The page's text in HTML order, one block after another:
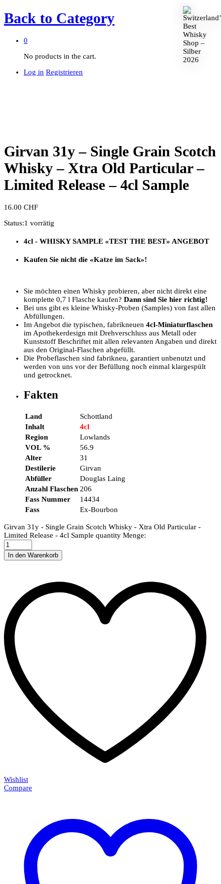
Back to Category
0
No products in the cart.
Log in Registrieren
Girvan 31y – Single Grain Scotch
Whisky – Xtra Old Particular –
Limited Release – 4cl Sample
16.00 CHF
Status:1 vorrätig
4cl - WHISKY SAMPLE «TEST THE BEST» ANGEBOT
Kaufen Sie nicht die «Katze im Sack»!
Sie möchten einen Whisky probieren, aber nicht direkt eine
komplette 0,7 l Flasche kaufen? Dann sind Sie hier richtig!
Bei uns gibt es kleine Whisky-Proben (Samples) von fast allen
Abfüllungen.
Im Angebot die typischen, fabrikneuen 4cl-Miniaturflaschen
im Apothekerdesign mit Drehverschluss aus Metall oder
Kunststoff Beschriftet mit allen relevanten Angaben und direkt
aus den Original-Flaschen abgefüllt.
Die Probeflaschen sind fabrikneu, garantiert unbenutzt und
werden von uns vor der Befüllung noch einmal klargespült
und getrocknet.
Fakten
Land
Schottland
Inhalt
4cl
Region
Lowlands
VOL %
56.9
Alter
31
Destilerie
Girvan
Abfüller
Douglas Laing
Anzahl Flaschen 206
Fass Nummer
14434
Fass
Ex-Bourbon
Girvan 31y - Single Grain Scotch Whisky - Xtra Old Particular -
Limited Release - 4cl Sample quantity Menge:
In den Warenkorb
Wishlist
Compare